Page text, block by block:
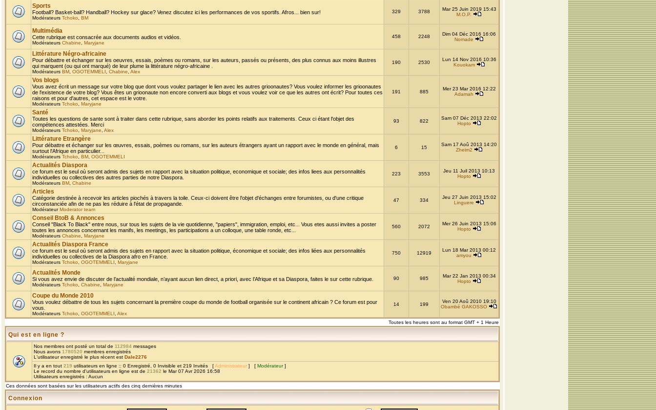
Sports
Football? Basket-ball? Handball? Hockey sur glace? Venez discutez ici les performances de vos sportifs. Afros... bien sur!
Modérateurs Tchoko BM
329 3788
Mar 25 Juin 2019 15:43
M.O.P.
Multimédia
Cette rubrique est consacrée aux documents audios et vidéos.
Modérateurs Chabine Maryjane
458 2248
Dim 04 Déc 2016 16:06
Nomade
Littérature Négro-africaine
Pour débattre et échanger sur les oeuvres, essais, poèmes ou romans, sur les auteurs, passés ou présents, des plus connus aux moins illustres
qui marquent (ou qui ont marqué) de leur plume la littérature négro-africaine .
Modérateurs BM OGOTEMMELI Chabine Alex
190 2530
Lun 14 Nov 2016 10:36
Kouokam
Vos blogs
Vous avez écrit un message sur votre blog que dont vous voulez partager le lien avec les autres grioonautes? Vous voulez informer les grioonautes
de l'existence de votre blog? Vous êtes un grioonaute non encore converti aux blogs et vous voulez voir ce que les autres ont écrit? Pour toutes ces
raisons et pour d'autres, cet espace est le votre.
Modérateurs Tchoko Maryjane
191 885
Mer 23 Mar 2016 12:22
Adamah
Santé
Toutes les questions de sante sont à traiter dans cette rubrique, sans aborder les points relatifs aux traitements. Ceux ci étant l'objet des
compétences attestées. Merci
Modérateurs Tchoko Maryjane Alex
93 822
Sam 07 Déc 2013 22:02
Hopto
Littérature Etrangère
Pour débattre et échanger sur les œuvres, essais, poèmes ou romans, sur les auteurs étrangers ayant un rapport avec le monde en général, mais
surtout l'Afrique en particulier...
Modérateurs Tchoko BM OGOTEMMELI
6 15
Sam 17 Aoû 2013 14:20
Zheim2
Actualités Diaspora
ce forum est le seul où seront admis des sujets en rapport avec la situation politique, economique et sociale; des infos liees aux personnalités
individuelles ou collectives des autres parties de notre Diaspora.
Modérateurs BM Chabine
223 3553
Jeu 11 Juil 2013 10:13
Hopto
Articles
Catégorie destinée à recevoir les articles piochés à travers la toile. Ceux-ci doivent être l'objet d'échanges entre forumistes, ou d'une critique
circonstanciée afin de ne pas les réduire à l'état de propagande.
ModérateurModerator team
47 334
Jeu 27 Juin 2013 15:02
Linguere
Conseil BtoB & Annonces
Conseil "Black To Black" entre nous, sur tous les sujets de la vie quotidienne, "papiers", immigration, emploi, etc... Vous etes aussi invites a poster
toutes les annonces concernant les manifs, les meetings, les participations a un colloque, une table ronde, etc...
Modérateurs Chabine Maryjane
560 2072
Mer 26 Juin 2013 15:06
Hopto
Actualités Diaspora France
ce forum est le seul où seront admis des sujets en rapport avec la situation politique, économique et sociale; des infos liées aux personnalités
individuelles ou collectives de la Diaspora afro en France.
Modérateurs Tchoko OGOTEMMELI Maryjane
750 12919
Lun 18 Mar 2013 00:12
amyou
Actualités Monde
Si vous avez envie de discuter de l’actualité mondiale, n’ayant aucun lien direct, a priori, avec l’Afrique et sa Diaspora, faites le sur cette rubrique.
Modérateurs Tchoko Chabine Maryjane
90 985
Mar 22 Jan 2013 00:34
Hopto
Coupe du Monde 2010
Vous voulez débattre de tous les sujets concernant la première coupe du monde de football organisée sur le continent africain ? Ce forum est pour
vous.
Modérateurs Tchoko OGOTEMMELI Alex
14 199
Ven 20 Aoû 2010 19:10
Obambé GAKOSSO
Toutes les heures sont au format GMT + 1 Heure
Qui est en ligne ?
Nos membres ont posté un total de 112984 messages
Nous avons 1780520 membres enregistrés
L'utilisateur enregistré le plus récent est Dale2276
Il y a en tout 219 utilisateurs en ligne :: 0 Enregistré, 0 Invisible et 219 Invités [Administrateur ] [ Modérateur]
Le record du nombre d'utilisateurs en ligne est de 21362 le Mar 07 Avr 2026 16:58
Utilisateurs enregistrés : Aucun
Ces données sont basées sur les utilisateurs actifs des cinq dernières minutes
Connexion